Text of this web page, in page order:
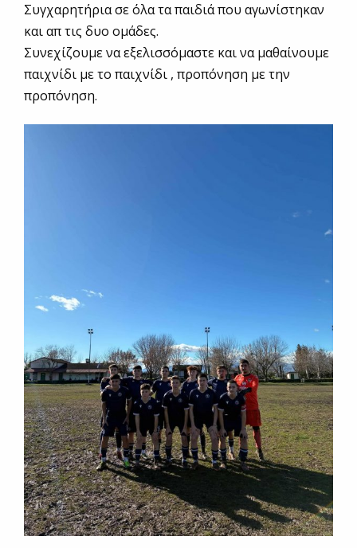
Συγχαρητήρια σε όλα τα παιδιά που αγωνίστηκαν
και απ τις δυο ομάδες.
Συνεχίζουμε να εξελισσόμαστε και να μαθαίνουμε
παιχνίδι με το παιχνίδι , προπόνηση με την
προπόνηση.